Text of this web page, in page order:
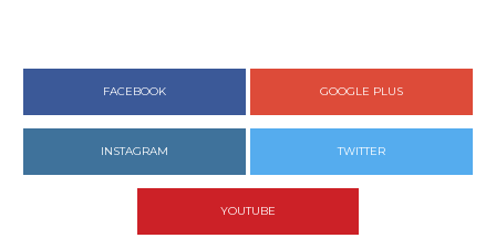
FACEBOOK GOOGLE PLUS
INSTAGRAM TWITTER
YOUTUBE